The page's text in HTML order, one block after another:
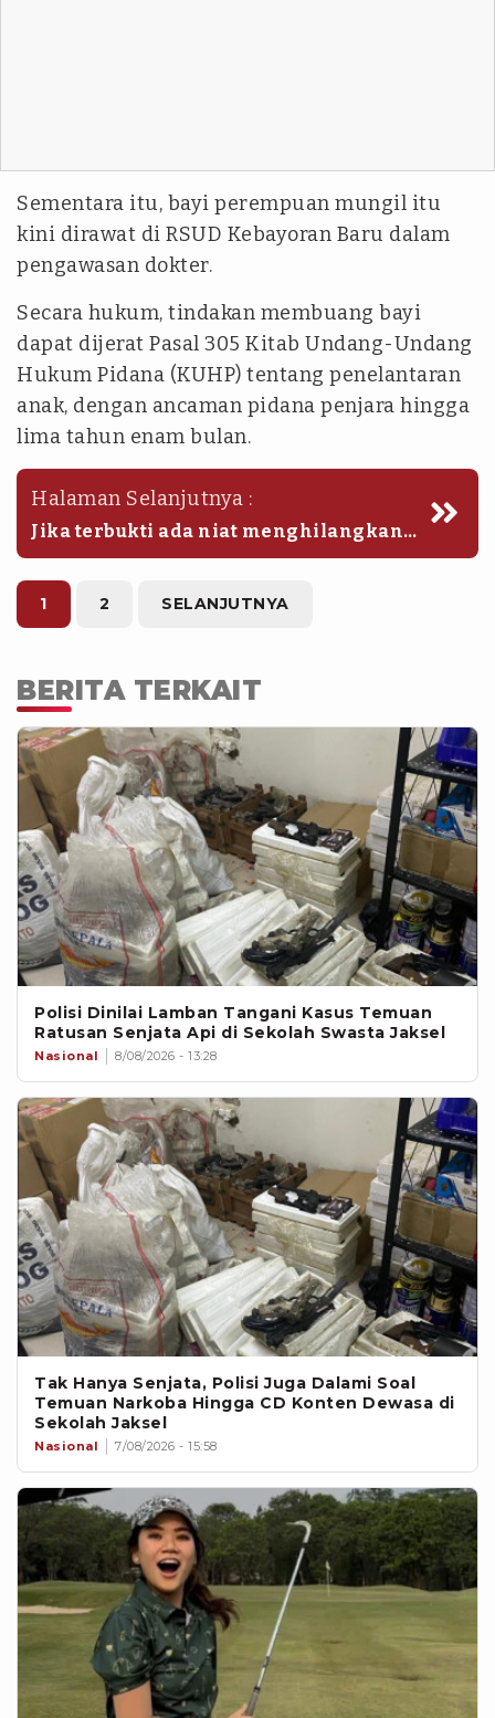
Sementara itu, bayi perempuan mungil itu
kini dirawat di RSUD Kebayoran Baru dalam
pengawasan dokter.
Secara hukum, tindakan membuang bayi
dapat dijerat Pasal 305 Kitab Undang-Undang
Hukum Pidana (KUHP) tentang penelantaran
anak, dengan ancaman pidana penjara hingga
lima tahun enam bulan.
Halaman Selanjutnya :
Jika terbukti ada niat menghilangkan
nyawa, maka bisa dijerat Pasal 338 atau
bahkan Pasal 340 KUHP tentang
pembunuhan berencana. (rpi/raa)
1 2 SELANJUTNYA
BERITA TERKAIT
Polisi Dinilai Lamban Tangani Kasus Temuan
Ratusan Senjata Api di Sekolah Swasta Jaksel
Nasional 8/08/2026 - 13:28
Tak Hanya Senjata, Polisi Juga Dalami Soal
Temuan Narkoba Hingga CD Konten Dewasa di
Sekolah Jaksel
Nasional 7/08/2026 - 15:58